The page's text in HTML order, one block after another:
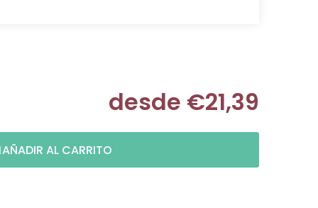
desde €21,39
AÑADIR AL CARRITO